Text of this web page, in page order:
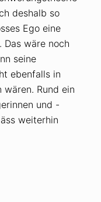
deshalb so
Ego eine
Das wäre noch
seine
ebenfalls in
Rund ein
und -
weiterhin